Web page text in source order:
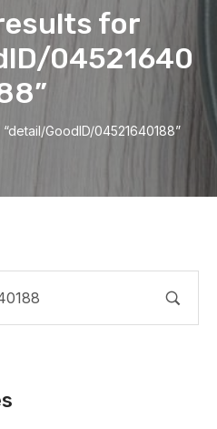
for
04521640
GoodID/04521640188”